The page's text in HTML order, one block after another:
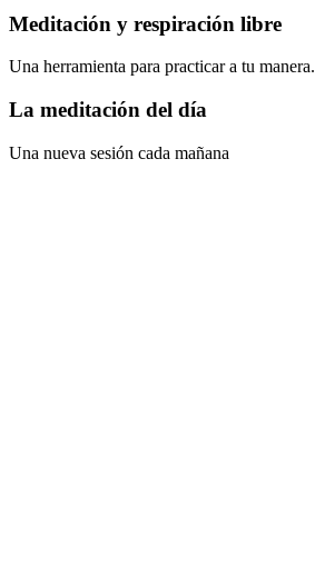
Meditación y respiración libre
Una herramienta para practicar a tu manera.
La meditación del día
Una nueva sesión cada mañana